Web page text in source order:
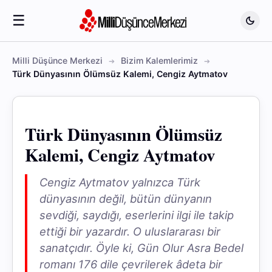
☰
Milli Düşünce Merkezi
Bizim Kalemlerimiz
Türk Dünyasının Ölümsüz Kalemi, Cengiz Aytmatov
Türk Dünyasının Ölümsüz
Kalemi, Cengiz Aytmatov
Cengiz Aytmatov yalnızca Türk
dünyasının değil, bütün dünyanın
sevdiği, saydığı, eserlerini ilgi ile takip
ettiği bir yazardır. O uluslararası bir
sanatçıdır. Öyle ki, Gün Olur Asra Bedel
romanı 176 dile çevrilerek âdeta bir